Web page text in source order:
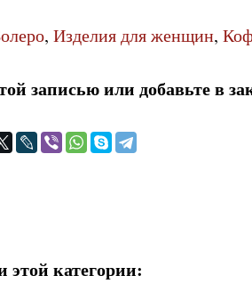
, Изделия для женщин,
записью или добавьте в
этой категории: